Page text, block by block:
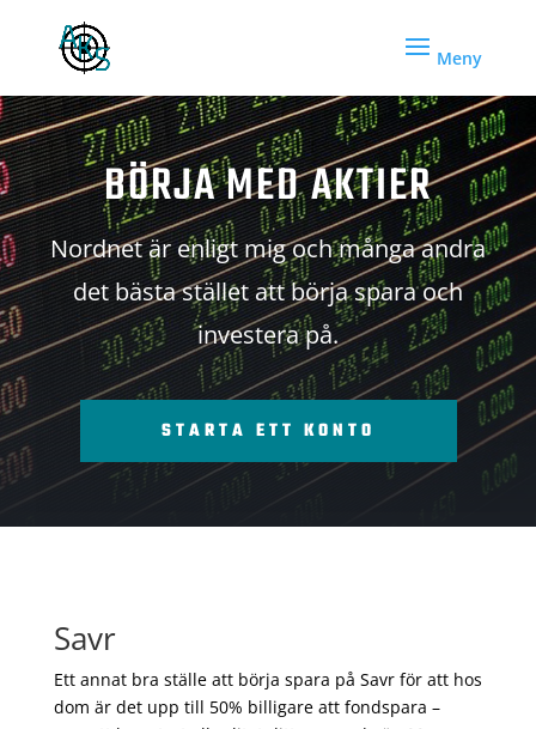
BÖRJA MED AKTIER
Nordnet är enligt mig och många andra
det bästa stället att börja spara och
investera på.
STARTA ETT KONTO
Savr
Ett annat bra ställe att börja spara på Savr för att hos
dom är det upp till 50% billigare att fondspara –